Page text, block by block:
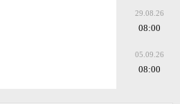
29.08.26
08:00
05.09.26
08:00